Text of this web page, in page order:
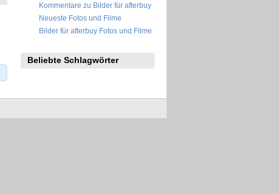
Kommentare zu Bilder für afterbuy
Neueste Fotos und Filme
Bilder für afterbuy Fotos und Filme
Beliebte Schlagwörter